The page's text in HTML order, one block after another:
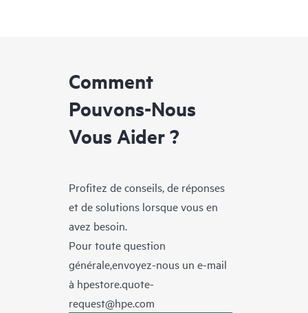
Comment
Pouvons-Nous
Vous Aider ?
Profitez de conseils, de réponses
et de solutions lorsque vous en
avez besoin.
Pour toute question
générale,envoyez-nous un e-mail
à hpestore.quote-
request@hpe.com